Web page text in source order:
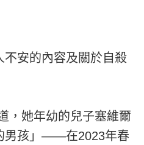
安的內容及關於自殺
，她年幼的兒子塞維爾
孩」——在2023年春